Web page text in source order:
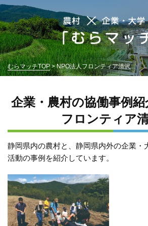
コ
ン
テ
ン
ツ
へ
ス
むらマッチTOP>NPO法人フロンティア清沢
企業・農村の協働事例紹
フロンティア
静岡県内の農村と、静岡県内外の企業・
活動の事例を紹介しています。